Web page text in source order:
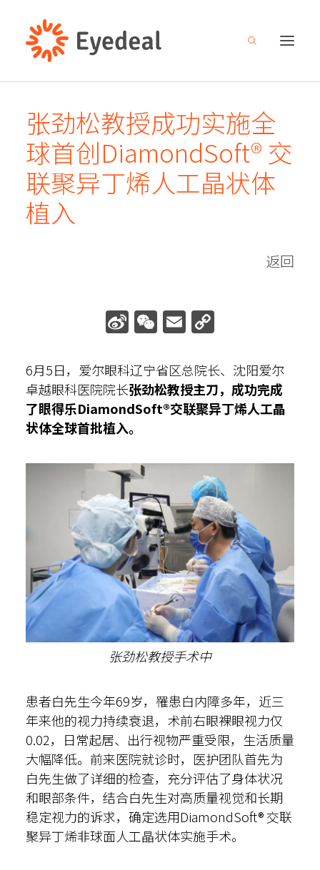
关于我们
产品管线
研发创新
新闻中心
内部邮箱
张劲松教授成功实施全
球首创DiamondSoft® 交
联聚异丁烯人工晶状体
植入
返回
SinaWeChat
Email
6月5日，爱尔眼科辽宁省区总院长、沈阳爱尔
卓越眼科医院院长张劲松教授主刀，成功完成
了眼得乐DiamondSoft®交联聚异丁烯人工晶
状体全球首批植入。
张劲松教授手术中
患者白先生今年69岁，罹患白内障多年，近三
年来他的视力持续衰退，术前右眼裸眼视力仅
0.02，日常起居、出行视物严重受限，生活质量
大幅降低。前来医院就诊时，医护团队首先为
白先生做了详细的检查，充分评估了身体状况
和眼部条件，结合白先生对高质量视觉和长期
稳定视力的诉求，确定选用DiamondSoft® 交联
聚异丁烯非球面人工晶状体实施手术。